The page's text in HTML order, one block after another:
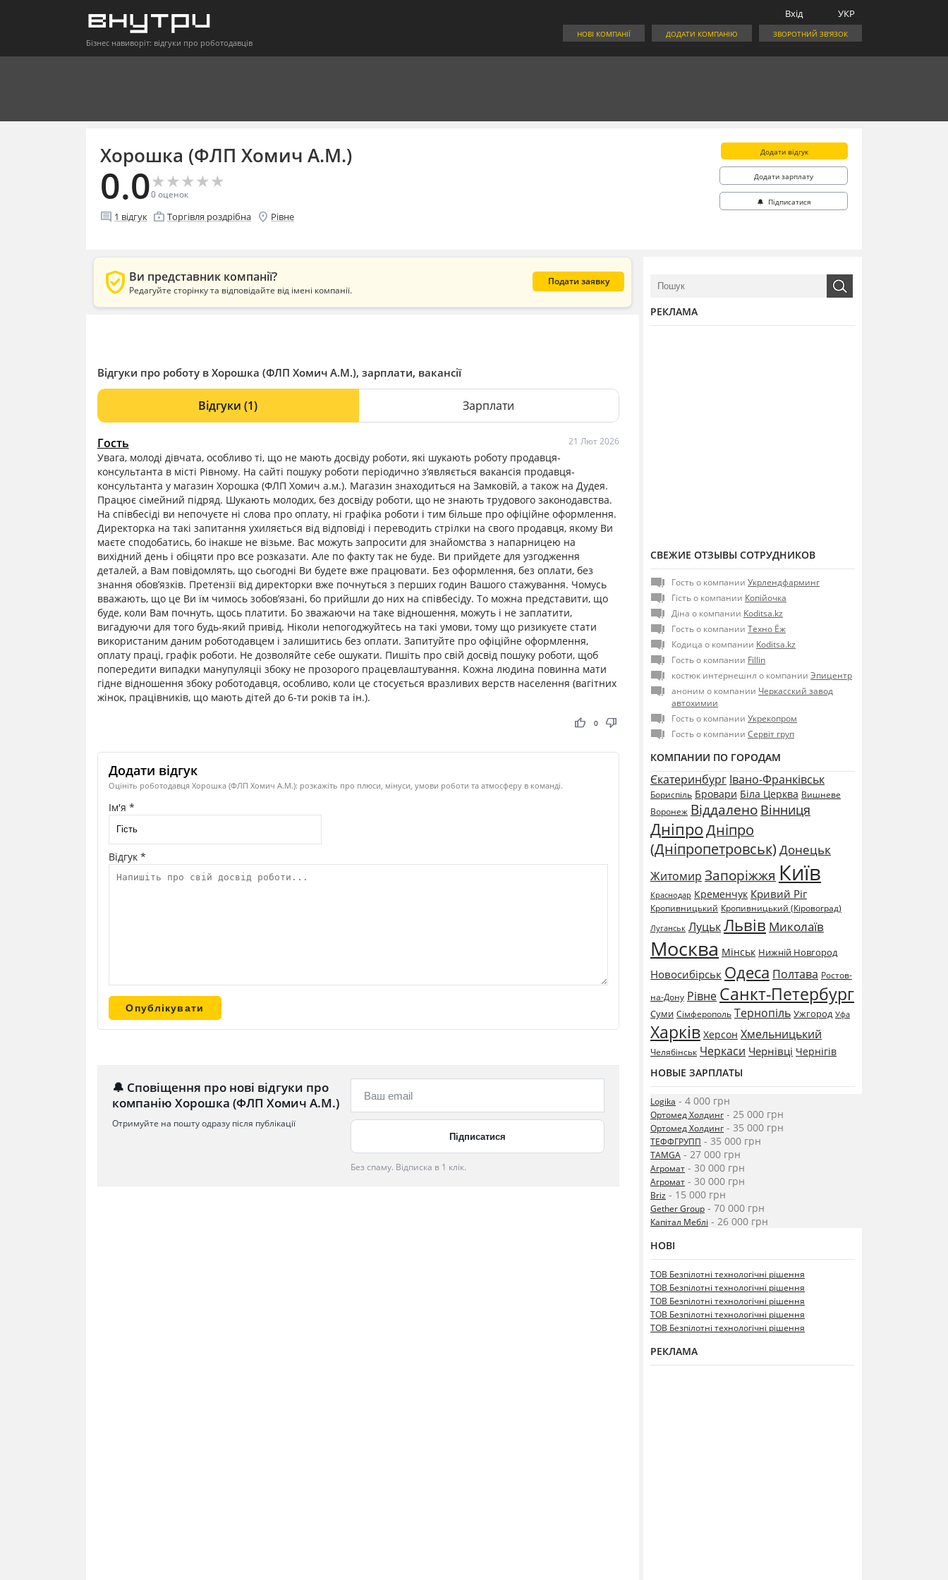
Бізнес навиворіт: відгуки про роботодавців
УКР
Вхід
ЗВОРОТНИЙ ЗВ'ЯЗОК
ДОДАТИ КОМПАНІЮ
НОВІ КОМПАНІЇ
Хорошка (ФЛП Хомич А.М.)
0.0★
★★
★★
★★
★★
★
0оценок
comment 1 відгук enterprise Торгівля роздрібна location_on Рівне
Додати відгук
Додати зарплату
🔔 Підписатися
verified_user Ви представник компанії?
Редагуйте сторінку та відповідайте від імені компанії.
Подати заявку
Відгуки про роботу в Хорошка (ФЛП Хомич А.М.), зарплати, вакансії
Відгуки(1) Зарплати
Гость 21 Лют 2026
Увага, молоді дівчата, особливо ті, що не мають досвіду роботи, які шукають роботу продавця-
консультанта в місті Рівному. На сайті пошуку роботи періодично з’являється вакансія продавця-
консультанта у магазин Хорошка (ФЛП Хомич а.м.). Магазин знаходиться на Замковій, а також на Дудея.
Працює сімейний підряд. Шукають молодих, без досвіду роботи, що не знають трудового законодавства.
На співбесіді ви непочуєте ні слова про оплату, ні графіка роботи і тим більше про офіційне оформлення.
Директорка на такі запитання ухиляється від відповіді і переводить стрілки на свого продавця, якому Ви
маєте сподобатись, бо інакше не візьме. Вас можуть запросити для знайомства з напарницею на
вихідний день і обіцяти про все розказати. Але по факту так не буде. Ви прийдете для узгодження
деталей, а Вам повідомлять, що сьогодні Ви будете вже працювати. Без оформлення, без оплати, без
знання обов’язків. Претензії від директорки вже почнуться з перших годин Вашого стажування. Чомусь
вважають, що це Ви їм чимось зобов’язані, бо прийшли до них на співбесіду. То можна представити, що
буде, коли Вам почнуть, щось платити. Бо зважаючи на таке відношення, можуть і не заплатити,
вигадуючи для того будь-який привід. Ніколи непогоджуйтесь на такі умови, тому що ризикуєте стати
використаним даним роботодавцем і залишитись без оплати. Запитуйте про офіційне оформлення,
оплату праці, графік роботи. Не дозволяйте себе ошукати. Пишіть про свій досвід пошуку роботи, щоб
попередити випадки манупуляціі збоку не прозорого працевлаштування. Кожна людина повинна мати
гідне відношення збоку роботодавця, особливо, коли це стосується вразливих верств населення (вагітних
жінок, працівників, що мають дітей до 6-ти років та ін.).
thumb_up thumb_down
0
Додати відгук
Оцініть роботодавця Хорошка (ФЛП Хомич А.М.): розкажіть про плюси, мінуси, умови роботи та атмосферу в команді.
Ім'я *
Відгук *
🔔 Сповіщення про нові відгуки про
компанію Хорошка (ФЛП Хомич А.М.)
Отримуйте на пошту одразу після публікації
Без спаму. Відписка в 1 клік.
РЕКЛАМА
СВЕЖИЕ ОТЗЫВЫ СОТРУДНИКОВ
Гость о компании Укрлендфарминг
Гість о компании Копійочка
Діна о компании Koditsa.kz
Гость о компании Техно Ёж
Кодица о компании Koditsa.kz
Гость о компании Fillin
костюк интернешнл о компании Эпицентр
аноним о компании Черкасский завод
автохимии
Гость о компании Укрекопром
Гость о компании Сервіт груп
КОМПАНИИ ПО ГОРОДАМ
Єкатеринбург Івано-Франківськ
Бориспіль Бровари Біла Церква Вишневе
Воронеж Віддалено Вінниця
ДніпроДніпро
(Дніпропетровськ) Донецьк
Житомир Запоріжжя Київ
Краснодар Кременчук Кривий Ріг
Кропивницький Кропивницький (Кіровоград)
Луганськ ЛуцькЛьвів Миколаїв
Москва Мінськ Нижній Новгород
Новосибірськ Одеса Полтава Ростов-
на-Дону Рівне Санкт-Петербург
Суми Сімферополь Тернопіль Ужгород Уфа
Харків Херсон Хмельницький
Челябінськ Черкаси Чернівці Чернігів
НОВЫЕ ЗАРПЛАТЫ
Logika - 4 000 грн
Ортомед Холдинг - 25 000 грн
Ортомед Холдинг - 35 000 грн
ТЕФФГРУПП - 35 000 грн
TAMGA - 27 000 грн
Агромат - 30 000 грн
Агромат - 30 000 грн
Briz - 15 000 грн
Gether Group - 70 000 грн
Капітал Меблі - 26 000 грн
НОВІ
ТОВ Безпілотні технологічні рішення
ТОВ Безпілотні технологічні рішення
ТОВ Безпілотні технологічні рішення
ТОВ Безпілотні технологічні рішення
ТОВ Безпілотні технологічні рішення
РЕКЛАМА